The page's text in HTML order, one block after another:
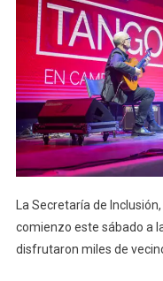
La Secretaría de
comienzo este sábado a
disfrutaron miles de